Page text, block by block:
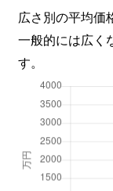
広さ別の平均価
一般的には広く
す。